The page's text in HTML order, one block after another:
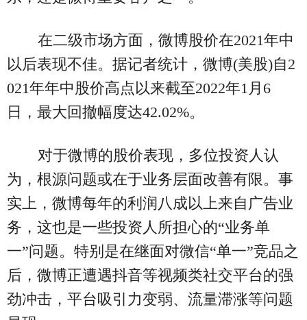
在二级市场方面，微博股价在2021年中
以后表现不佳。据记者统计，微博(美股)自2
021年年中股价高点以来截至2022年1月6
日，最大回撤幅度达42.02%。
对于微博的股价表现，多位投资人认
为，根源问题或在于业务层面改善有限。事
实上，微博每年的利润八成以上来自广告业
务，这也是一些投资人所担心的“业务单
一”问题。特别是在继面对微信“单一”竞品之
后，微博正遭遇抖音等视频类社交平台的强
劲冲击，平台吸引力变弱、流量滞涨等问题